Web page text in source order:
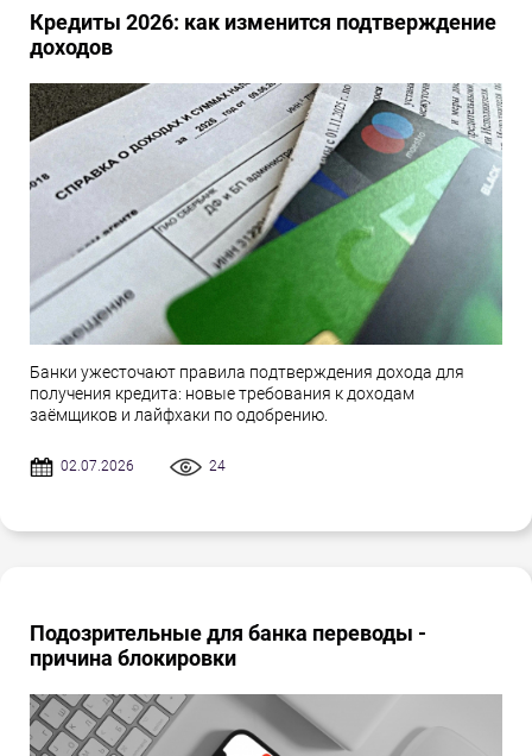
Кредиты 2026: как изменится подтверждение
доходов
Банки ужесточают правила подтверждения дохода для
получения кредита: новые требования к доходам
заёмщиков и лайфхаки по одобрению.
02.07.2026 24
Подозрительные для банка переводы -
причина блокировки